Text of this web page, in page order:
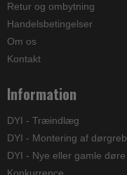
Retur og ombytning
Handelsbetingelser
Om os
Kontakt
Information
DYI - Træindlæg
DYI - Montering af dørgreb
DYI - Nye eller gamle døre